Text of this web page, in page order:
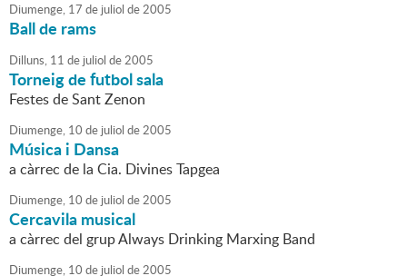
Diumenge, 17 de juliol de2005
Ball de rams
Dilluns, 11 de juliol de2005
Torneig de futbol sala
Festes de Sant Zenon
Diumenge, 10 de juliol de2005
Música i Dansa
a càrrec de la Cia. Divines Tapgea
Diumenge, 10 de juliol de2005
Cercavila musical
a càrrec del grup Always Drinking Marxing Band
Diumenge, 10 de juliol de2005